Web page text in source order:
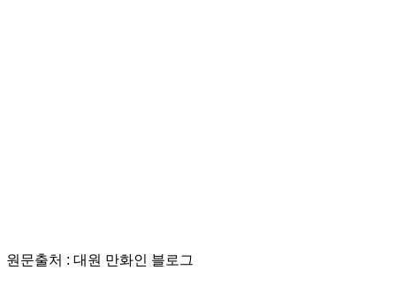
원문출처 : 대원 만화인 블로그